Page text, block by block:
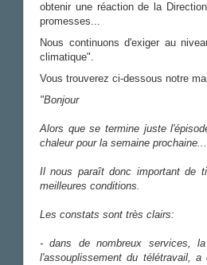
obtenir une réaction de la
promesses...
Nous continuons d'exiger au
climatique".
Vous trouverez ci-dessous notre
"Bonjour
Alors que se termine juste
chaleur pour la semaine prochaine...
Il nous paraît donc important de
meilleures conditions.
Les constats sont très clairs:
- dans de nombreux services,
l'assouplissement du télétravail,